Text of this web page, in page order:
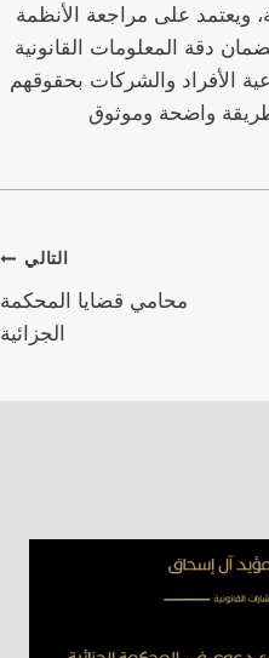
ويعتمد على مراجعة الأنظمة
دقة المعلومات القانونية
الأفراد والشركات بحقوقهم
واضحة وموثوق
التالي
محامي قضايا المحكمة
الجزائية